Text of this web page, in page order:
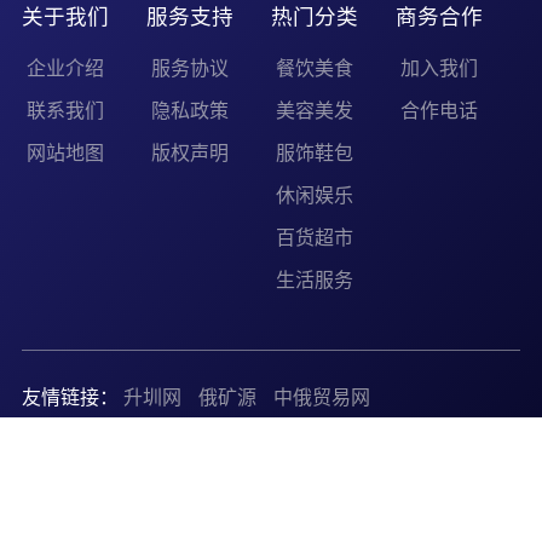
关于我们
企业介绍
联系我们
网站地图
服务支持
服务协议
隐私政策
版权声明
热门分类
餐饮美食
美容美发
服饰鞋包
休闲娱乐
百货超市
生活服务
商务合作
加入我们
合作电话
友情链接： 升圳网 俄矿源 中俄贸易网